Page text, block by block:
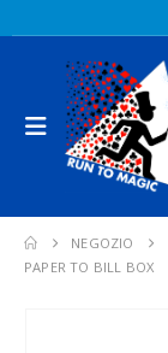
NEGOZIO
PAPER TO BILL BOX